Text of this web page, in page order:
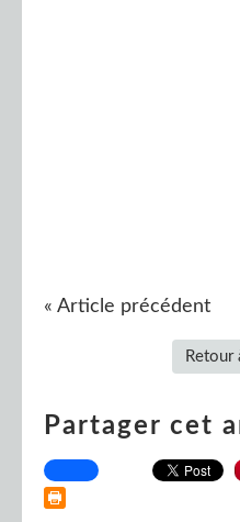
« Article précédent
Retour
Partager cet